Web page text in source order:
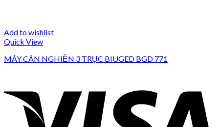
Add to wishlist
Quick View
MÁY CÁN NGHIỀN 3 TRỤC BIUGED BGD 771